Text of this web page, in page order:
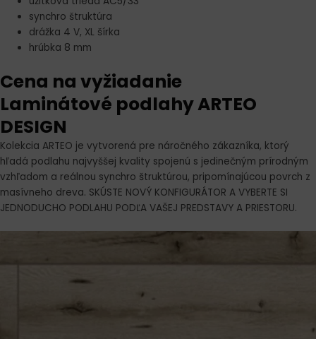
synchro štruktúra
drážka 4 V, XL šírka
hrúbka 8 mm
Cena na vyžiadanie
Laminátové podlahy ARTEO
DESIGN
Kolekcia ARTEO je vytvorená pre náročného zákazníka, ktorý
hľadá podlahu najvyššej kvality spojenú s jedinečným prírodným
vzhľadom a reálnou synchro štruktúrou, pripomínajúcou povrch z
masívneho dreva. SKÚSTE NOVÝ KONFIGURÁTOR A VYBERTE SI
JEDNODUCHO PODLAHU PODĽA VAŠEJ PREDSTAVY A PRIESTORU.